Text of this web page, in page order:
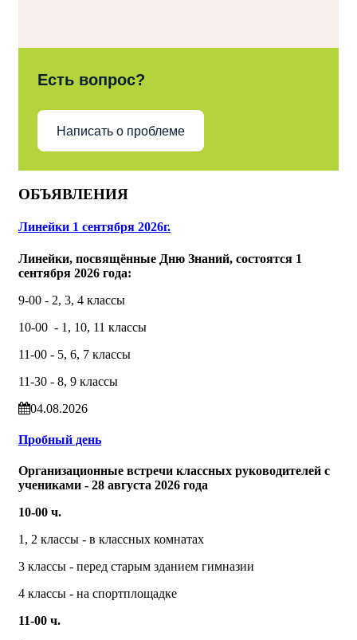
Есть вопрос?
Написать о проблеме
ОБЪЯВЛЕНИЯ
Линейки 1 сентября 2026г.
Линейки, посвящённые Дню Знаний, состоятся 1
сентября 2026 года:
9-00 - 2, 3, 4 классы
10-00 - 1, 10, 11 классы
11-00 - 5, 6, 7 классы
11-30 - 8, 9 классы
04.08.2026
Пробный день
Организационные встречи классных руководителей с
учениками - 28 августа 2026 года
10-00 ч.
1, 2 классы - в классных комнатах
3 классы - перед старым зданием гимназии
4 классы - на спортплощадке
11-00 ч.